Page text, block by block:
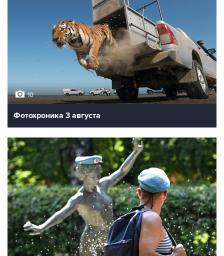
10
Фотохроника 3 августа